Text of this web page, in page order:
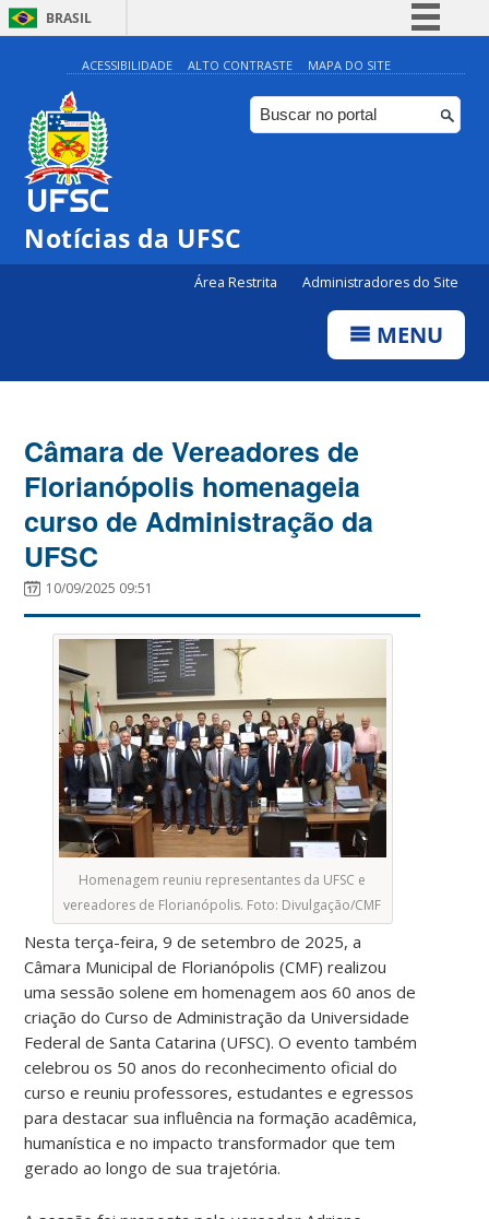
BRASIL
Simplifique!
Comunica BR
Participe
ACESSIBILIDADE ALTO CONTRASTE MAPA DO SITE
Notícias da UFSC
Área Restrita Administradores do Site
MENU
Câmara de Vereadores de
Florianópolis homenageia
curso de Administração da
UFSC
10/09/2025 09:51
Homenagem reuniu representantes da UFSC e
vereadores de Florianópolis. Foto: Divulgação/CMF
Nesta terça-feira, 9 de setembro de 2025, a
Câmara Municipal de Florianópolis (CMF) realizou
uma sessão solene em homenagem aos 60 anos de
criação do Curso de Administração da Universidade
Federal de Santa Catarina (UFSC). O evento também
celebrou os 50 anos do reconhecimento oficial do
curso e reuniu professores, estudantes e egressos
para destacar sua influência na formação acadêmica,
humanística e no impacto transformador que tem
gerado ao longo de sua trajetória.